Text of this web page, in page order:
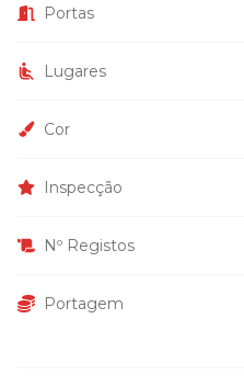
Portas
Lugares
Cor
Inspecção
Nº Registos
Portagem